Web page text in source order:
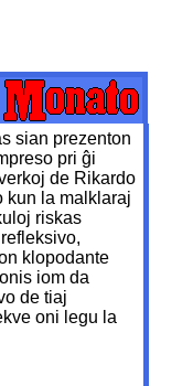
sian prezenton
pri ĝi
de Rikardo
kun la malklaraj
riskas
klopodante
iom da
de tiaj
oni legu la